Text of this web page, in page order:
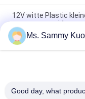
12V witte Plastic
aromaverspreider
Afstandsbediening
Machine
130ML rode
Ms. Sammy Kuo
Good day, what